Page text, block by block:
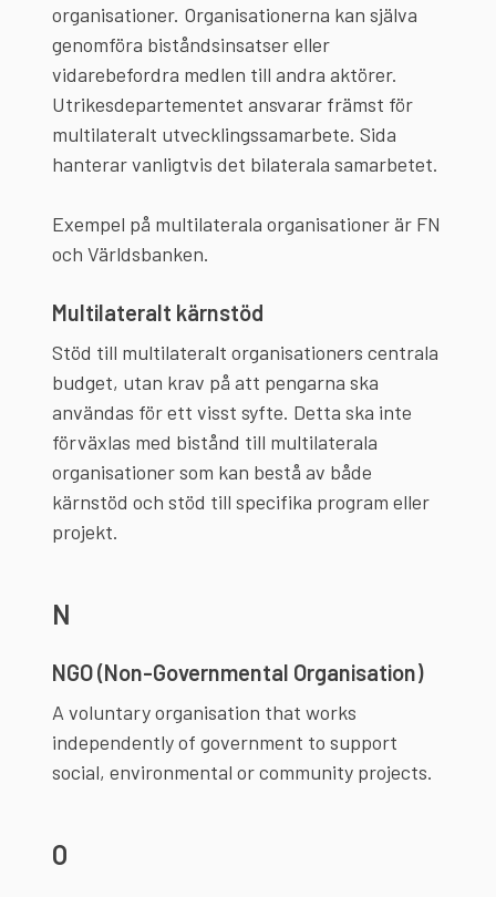
organisationer. Organisationerna kan själva
genomföra biståndsinsatser eller
vidarebefordra medlen till andra aktörer.
Utrikesdepartementet ansvarar främst för
multilateralt utvecklingssamarbete. Sida
hanterar vanligtvis det bilaterala samarbetet.
Exempel på multilaterala organisationer är FN
och Världsbanken.
Multilateralt kärnstöd
Stöd till multilateralt organisationers centrala
budget, utan krav på att pengarna ska
användas för ett visst syfte. Detta ska inte
förväxlas med bistånd till multilaterala
organisationer som kan bestå av både
kärnstöd och stöd till specifika program eller
projekt.
N
NGO (Non-Governmental Organisation)
A voluntary organisation that works
independently of government to support
social, environmental or community projects.
O